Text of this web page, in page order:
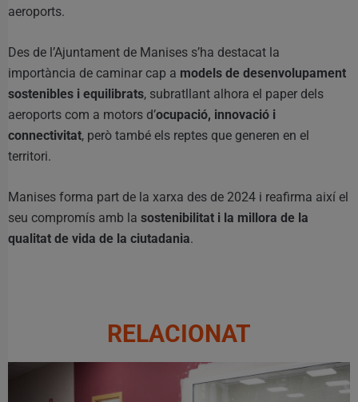
aeroports.
Des de l’Ajuntament de Manises s’ha destacat la
importància de caminar cap a models de desenvolupament
sostenibles i equilibrats, subratllant alhora el paper dels
aeroports com a motors d’ocupació, innovació i
connectivitat, però també els reptes que generen en el
territori.
Manises forma part de la xarxa des de 2024 i reafirma així el
seu compromís amb la sostenibilitat i la millora de la
qualitat de vida de la ciutadania.
RELACIONAT